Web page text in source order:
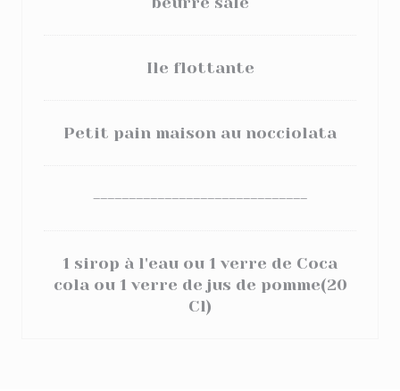
Ile flottante
Petit pain maison au nocciolata
------------------------------
1 sirop à l'eau ou 1 verre de Coca
cola ou 1 verre de jus de pomme(20
Cl)